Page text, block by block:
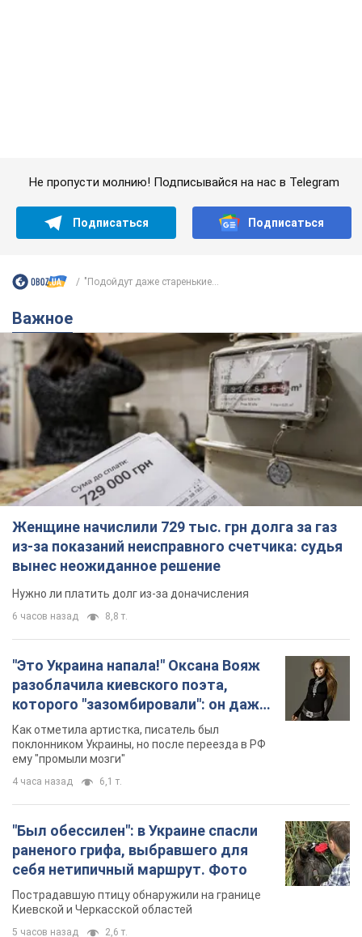
Женщине начислили 729 тыс. грн долга за газ
из-за показаний неисправного счетчика: судья
вынес неожиданное решение
Нужно ли платить долг из-за доначисления
6 часов назад 8,8 т.
"Это Украина напала!" Оксана Вояж
разоблачила киевского поэта,
которого "зазомбировали": он даже
русского не знал, а теперь хочет
Как отметила артистка, писатель был
ему "промыли мозги"
4 часа назад 6,1 т.
"Был обессилен": в Украине спасли
раненого грифа, выбравшего для
себя нетипичный маршрут. Фото
Пострадавшую птицу обнаружили на границе
Киевской и Черкасской областей